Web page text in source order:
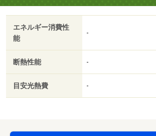
エネルギー消費性
能
-
断熱性能 -
目安光熱費 -